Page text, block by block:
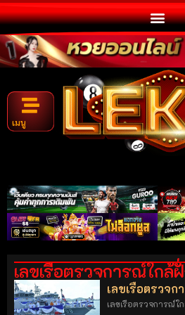
เมนู
เลขเรือตรวจการณ์ใกล้
เลขเรือตรวจ
เลขเรือตรวจการณ์ใ